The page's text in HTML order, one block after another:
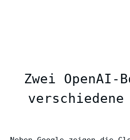
Zwei OpenAI-
verschiedene